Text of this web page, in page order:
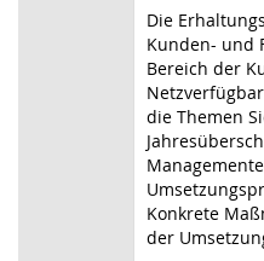
Die
Kunden- und
Bereich der
die Themen
Konkrete
der